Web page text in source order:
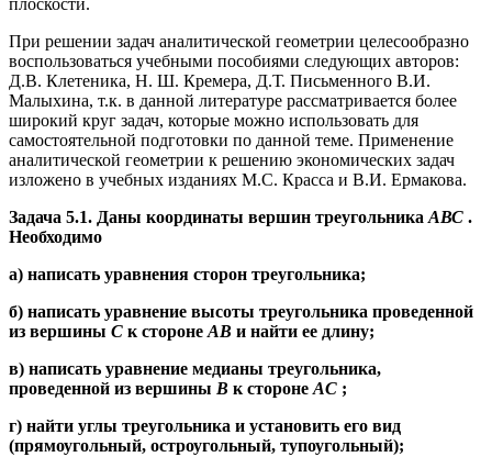
плоскости.
При решении задач аналитической геометрии целесообразно
воспользоваться учебными пособиями следующих авторов:
Д.В. Клетеника, Н. Ш. Кремера, Д.Т. Письменного В.И.
Малыхина, т.к. в данной литературе рассматривается более
широкий круг задач, которые можно использовать для
самостоятельной подготовки по данной теме. Применение
анали­тической геометрии к решению экономических задач
изложено в учебных изда­ниях М.С. Красса и В.И. Ермакова.
Задача 5.1. Даны координаты вершин треугольника АВС .
Необходимо
а) написать уравнения сторон треугольника;
б) написать уравнение высоты треугольника проведенной
из вершины С к стороне АВ и найти ее длину;
в) написать уравнение медианы треугольника,
проведенной из вершины В к стороне АС ;
г) найти углы треугольника и установить его вид
(прямоугольный, остроугольный, тупоугольный);